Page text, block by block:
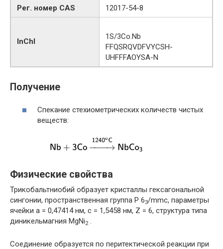
Рег. номер CAS
12017-54-8
InChI
1S/3Co.Nb
FFQSRQVDFVYCSH-
UHFFFAOYSA-N
Получение
Спекание стехиометрических количеств чистых
веществ:
Физические свойства
Трикобальтниобий образует кристаллы гексагональной
сингонии, пространственная группа P 63/mmc, параметры
ячейки a = 0,47414 нм, c = 1,5458 нм, Z = 6, структура типа
диникельмагния MgNi2 .
Соединение образуется по перитектической реакции при